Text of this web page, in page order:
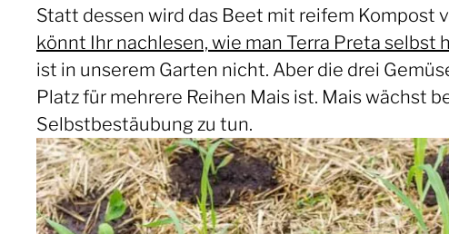
Statt dessen wird das Beet mit reifem Kompost
könnt Ihr nachlesen, wie man Terra Preta selbst
ist in unserem Garten nicht. Aber die drei
Platz für mehrere Reihen Mais ist. Mais wächst
Selbstbestäubung zu tun.